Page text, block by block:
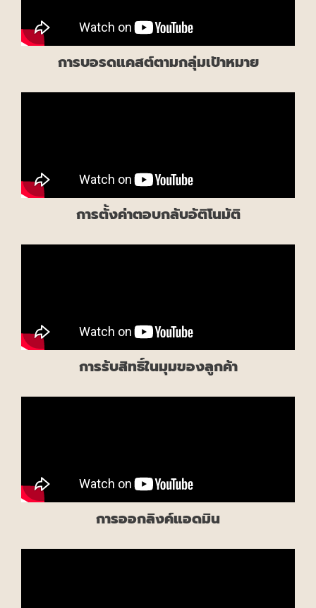
การบอรดแคสต์ตามกลุ่มเป้าหมาย
การตั้งค่าตอบกลับอัติโนมัติ
การรับสิทธิ์ในมุมของลูกค้า
การออกลิงค์แอดมิน